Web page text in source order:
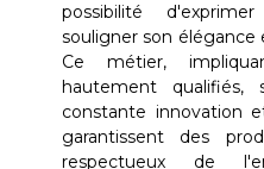
possibilité
souligner son élégance
Ce métier,
hautement qualifiés,
constante innovation
garantissent des
respectueux de